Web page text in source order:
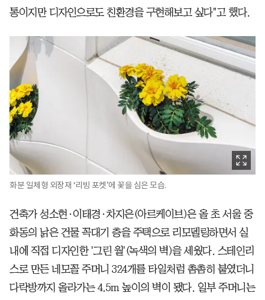
통이지만 디자인으로도 친환경을 구현해보고 싶다"고 했다.
화분 일체형 외장재 ‘리빙 포켓’에 꽃을 심은 모습.
건축가 성소현·이태경·차지은(아르케이브)은 올 초 서울 중
화동의 낡은 건물 꼭대기 층을 주택으로 리모델링하면서 실
내에 직접 디자인한 '그린 월'(녹색의 벽)을 세웠다. 스테인리
스로 만든 네모꼴 주머니 324개를 타일처럼 촘촘히 붙였더니
다락방까지 올라가는 4.5m 높이의 벽이 됐다. 일부 주머니는